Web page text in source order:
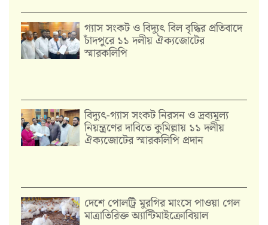
গ্যাস সংকট ও বিদ্যুৎ বিল বৃদ্ধির প্রতিবাদে
চাঁদপুরে ১১ দলীয় ঐক্যজোটের
স্মারকলিপি
‎বিদ্যুৎ-গ্যাস সংকট নিরসন ও দ্রব্যমূল্য
নিয়ন্ত্রণের দাবিতে কুমিল্লায় ১১ দলীয়
ঐক‍্যজোটের স্মারকলিপি প্রদান
দেশে পোলট্রি মুরগির মাংসে পাওয়া গেল
মাত্রাতিরিক্ত অ্যান্টিমাইক্রোবিয়াল